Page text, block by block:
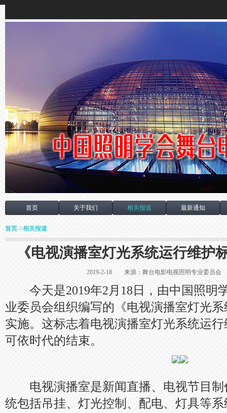
首页 关于我们 相关报道 最新通知
首页->相关报道
《电视演播室灯光系统运行维护
2019-2-18 来源：舞台电影电视照明专业委
今天是2019年2月18日，由中国照明
业委员会组织编写的《电视演播室灯光
实施。这标志着电视演播室灯光系统运
可依时代的结束。
电视演播室是新闻直播、电视节目制
统包括吊挂、灯光控制、配电、灯具等